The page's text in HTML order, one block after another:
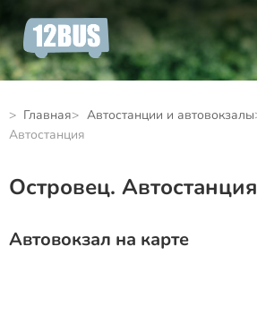
Главная Автостанции и автовокзалы
Автостанция
Островец. Автостанция
Автовокзал на карте